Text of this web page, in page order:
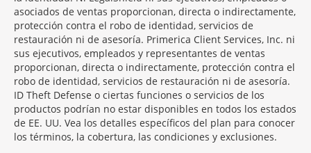
asociados de ventas proporcionan, directa o indirectamente,
protección contra el robo de identidad, servicios de
restauración ni de asesoría. Primerica Client Services, Inc. ni
sus ejecutivos, empleados y representantes de ventas
proporcionan, directa o indirectamente, protección contra el
robo de identidad, servicios de restauración ni de asesoría.
ID Theft Defense o ciertas funciones o servicios de los
productos podrían no estar disponibles en todos los estados
de EE. UU. Vea los detalles específicos del plan para conocer
los términos, la cobertura, las condiciones y exclusiones.